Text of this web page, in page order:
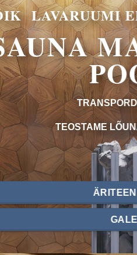
LAVARUUMI
TEOSTAME